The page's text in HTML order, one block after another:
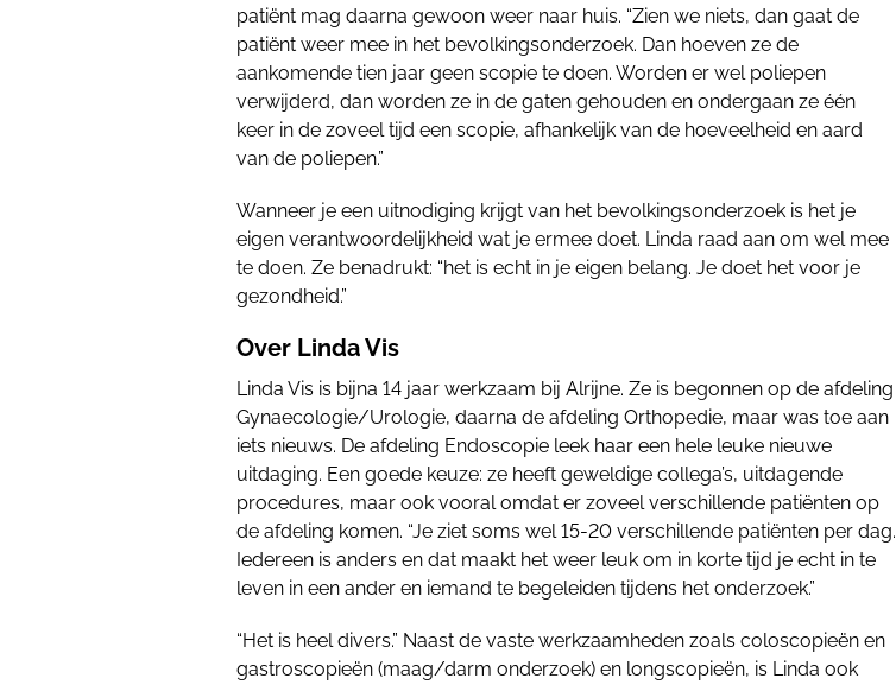
patiënt mag daarna gewoon weer naar huis. “Zien we niets, dan gaat de
patiënt weer mee in het bevolkingsonderzoek. Dan hoeven ze de
aankomende tien jaar geen scopie te doen. Worden er wel poliepen
verwijderd, dan worden ze in de gaten gehouden en ondergaan ze één
keer in de zoveel tijd een scopie, afhankelijk van de hoeveelheid en aard
van de poliepen.”
Wanneer je een uitnodiging krijgt van het bevolkingsonderzoek is het je
eigen verantwoordelijkheid wat je ermee doet. Linda raad aan om wel mee
te doen. Ze benadrukt: “het is echt in je eigen belang. Je doet het voor je
gezondheid.”
Over Linda Vis
Linda Vis is bijna 14 jaar werkzaam bij Alrijne. Ze is begonnen op de afdeling
Gynaecologie/Urologie, daarna de afdeling Orthopedie, maar was toe aan
iets nieuws. De afdeling Endoscopie leek haar een hele leuke nieuwe
uitdaging. Een goede keuze: ze heeft geweldige collega’s, uitdagende
procedures, maar ook vooral omdat er zoveel verschillende patiënten op
de afdeling komen. “Je ziet soms wel 15-20 verschillende patiënten per dag.
Iedereen is anders en dat maakt het weer leuk om in korte tijd je echt in te
leven in een ander en iemand te begeleiden tijdens het onderzoek.”
“Het is heel divers.” Naast de vaste werkzaamheden zoals coloscopieën en
gastroscopieën (maag/darm onderzoek) en longscopieën, is Linda ook